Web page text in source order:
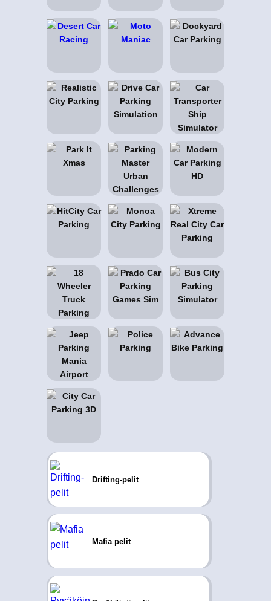
Drifting-pelit
Mafia pelit